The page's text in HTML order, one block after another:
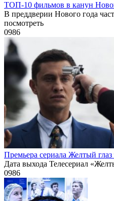
ТОП-10 фильмов в канун
В преддверии Нового года
посмотреть
0986
Премьера сериала Желтый глаз
Дата выхода Телесериал
0986